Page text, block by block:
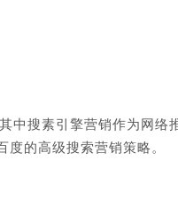
中搜素引擎营销作为网络
的高级搜索营销策略。